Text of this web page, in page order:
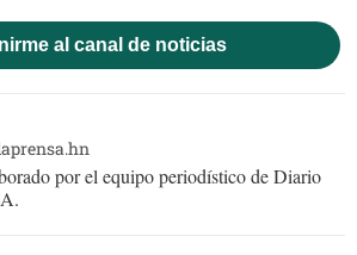
al canal de noticias
por el equipo periodístico de Diario